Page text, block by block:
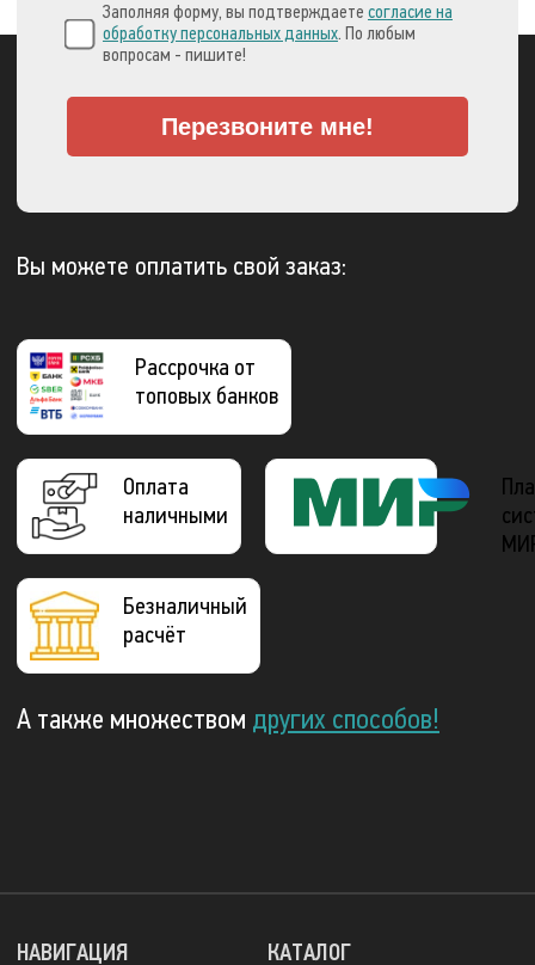
Заполняя форму, вы подтверждаете согласие на
обработку персональных данных. По любым
вопросам - пишите!
Перезвоните мне!
Вы можете оплатить свой заказ:
Рассрочка от
топовых банков
Оплата
наличными
Безналичный
расчёт
А также множеством других способов!
КАТАЛОГ
НАВИГАЦИЯ